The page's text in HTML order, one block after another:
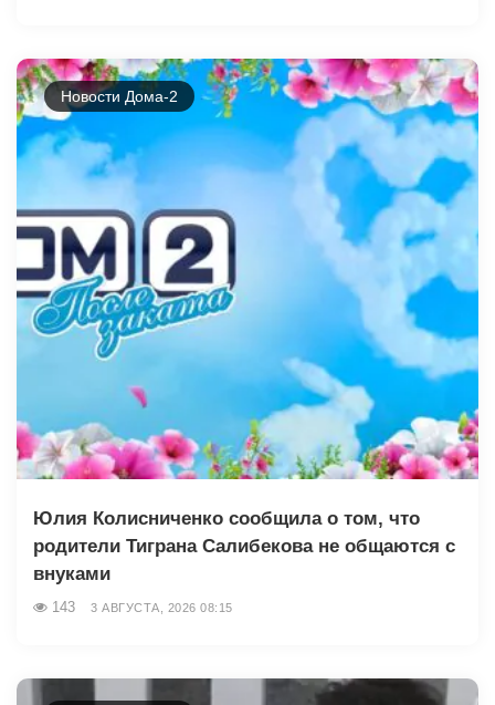
Новости Дома-2
Юлия Колисниченко сообщила о том, что
родители Тиграна Салибекова не общаются с
внуками
143 3 АВГУСТА, 2026 08:15